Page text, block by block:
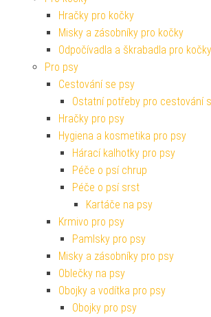
Hračky pro kočky
Misky a zásobníky pro kočky
Odpočívadla a škrabadla pro kočky
Pro psy
Cestování se psy
Ostatní potřeby pro cestování
Hračky pro psy
Hygiena a kosmetika pro psy
Hárací kalhotky pro psy
Péče o psí chrup
Péče o psí srst
Kartáče na psy
Krmivo pro psy
Pamlsky pro psy
Misky a zásobníky pro psy
Oblečky na psy
Obojky a vodítka pro psy
Obojky pro psy